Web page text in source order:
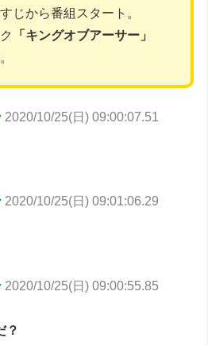
じから番組スタート。
「キングオブアーサー」
2020/10/25(日) 09:00:07.51
2020/10/25(日) 09:01:06.29
2020/10/25(日) 09:00:55.85
？